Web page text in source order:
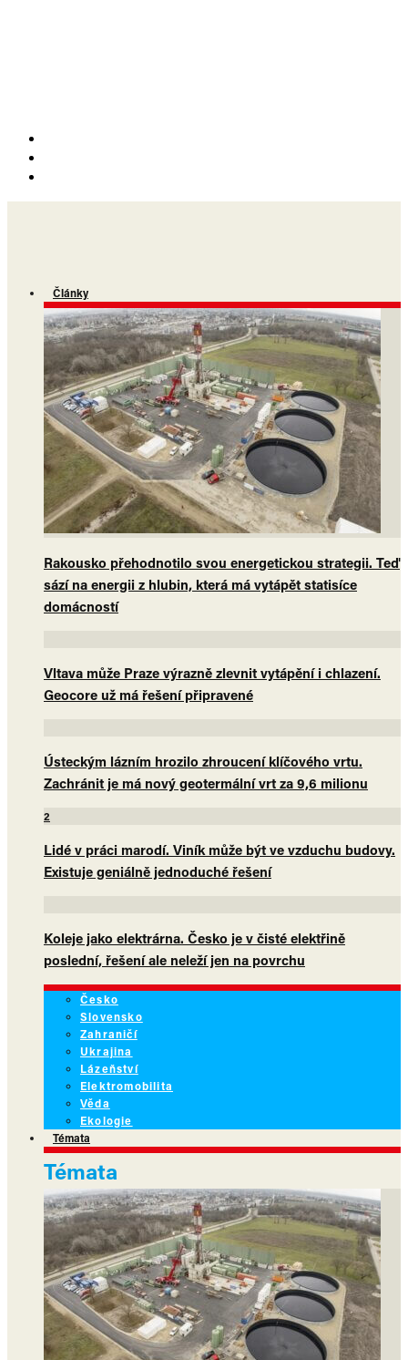
Články
Rakousko přehodnotilo svou energetickou strategii. Teď
sází na energii z hlubin, která má vytápět statisíce
domácností
Vltava může Praze výrazně zlevnit vytápění i chlazení.
Geocore už má řešení připravené
Ústeckým lázním hrozilo zhroucení klíčového vrtu.
Zachránit je má nový geotermální vrt za 9,6 milionu
2
Lidé v práci marodí. Viník může být ve vzduchu budovy.
Existuje geniálně jednoduché řešení
Koleje jako elektrárna. Česko je v čisté elektřině
poslední, řešení ale neleží jen na povrchu
Česko
Slovensko
Zahraničí
Ukrajina
Lázeňství
Elektromobilita
Věda
Ekologie
Témata
Témata